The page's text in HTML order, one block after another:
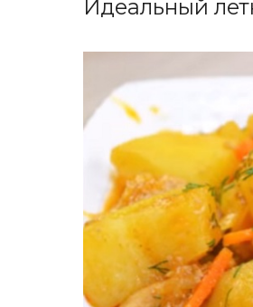
Идеальный